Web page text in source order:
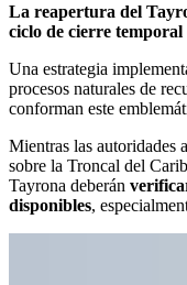
La reapertura del
ciclo de cierre
Una estrategia
procesos naturales de
conforman este
Mientras las autoridades
sobre la Troncal del
Tayrona deberán
disponibles,